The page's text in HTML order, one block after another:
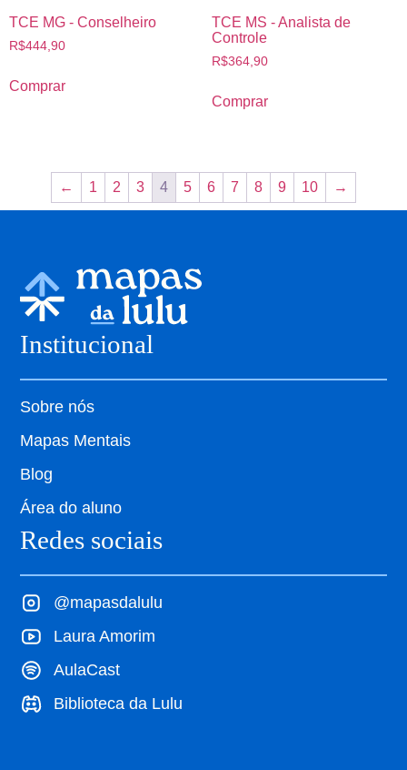
TCE MG - Conselheiro
R$444,90
Comprar
TCE MS - Analista de
Controle
R$364,90
Comprar
← 1 2 3 4 5 6 7 8 9 10 →
Institucional
Sobre nós
Mapas Mentais
Blog
Área do aluno
Redes sociais
@mapasdalulu
Laura Amorim
AulaCast
Biblioteca da Lulu